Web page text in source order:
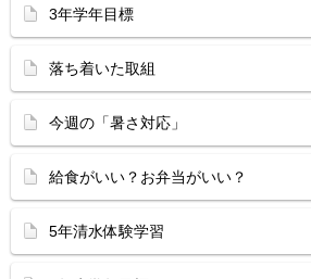
3年学年目標
落ち着いた取組
今週の「暑さ対応」
給食がいい？お弁当がいい？
5年清水体験学習